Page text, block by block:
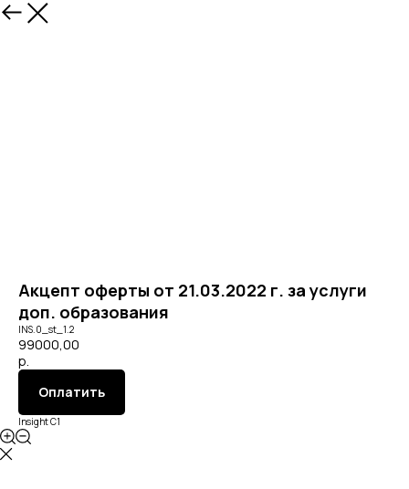
Акцепт оферты от 21.03.2022 г. за услуги
доп. образования
INS.0_st_1.2
99000,00
р.
Оплатить
Insight C1